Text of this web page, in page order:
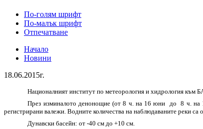
По-голям шрифт
По-малък шрифт
Отпечатване
Начало
Новини
18.06.2015г.
Националният институт по метеорология и хидрология
През изминалото денонощие (от 8 ч. на 16 юни до 8 ч. на
регистрирани валежи. Водните количества на наблюдаваните реки са
Дунавски басейн: от -40 см до +10 см.